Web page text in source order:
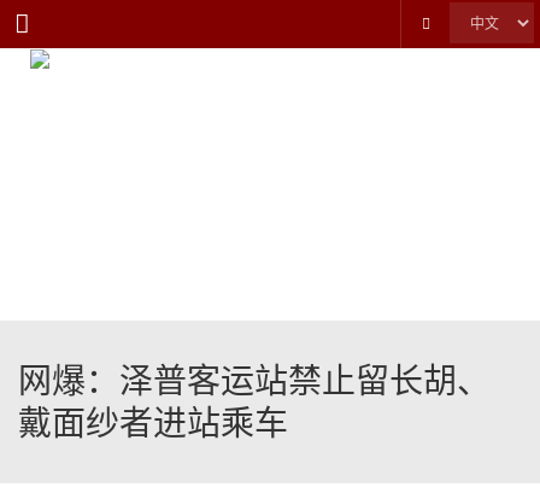
Menu
网爆：泽普客运站禁止留长胡、
戴面纱者进站乘车